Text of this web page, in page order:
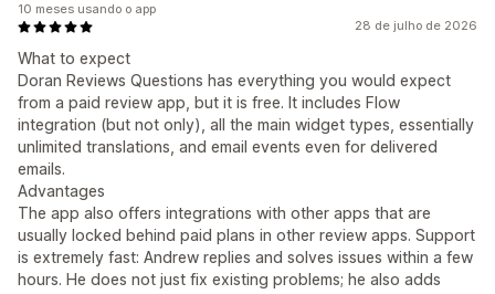
28 de julho de 2026
What to expect
Doran Reviews Questions has everything you would expect
from a paid review app, but it is free. It includes Flow
integration (but not only), all the main widget types, essentially
unlimited translations, and email events even for delivered
emails.
Advantages
The app also offers integrations with other apps that are
usually locked behind paid plans in other review apps. Support
is extremely fast: Andrew replies and solves issues within a few
hours. He does not just fix existing problems; he also adds
10 meses usando o app